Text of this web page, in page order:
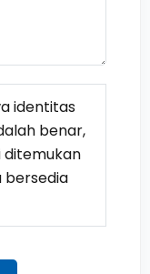
identitas
benar,
ditemukan
bersedia